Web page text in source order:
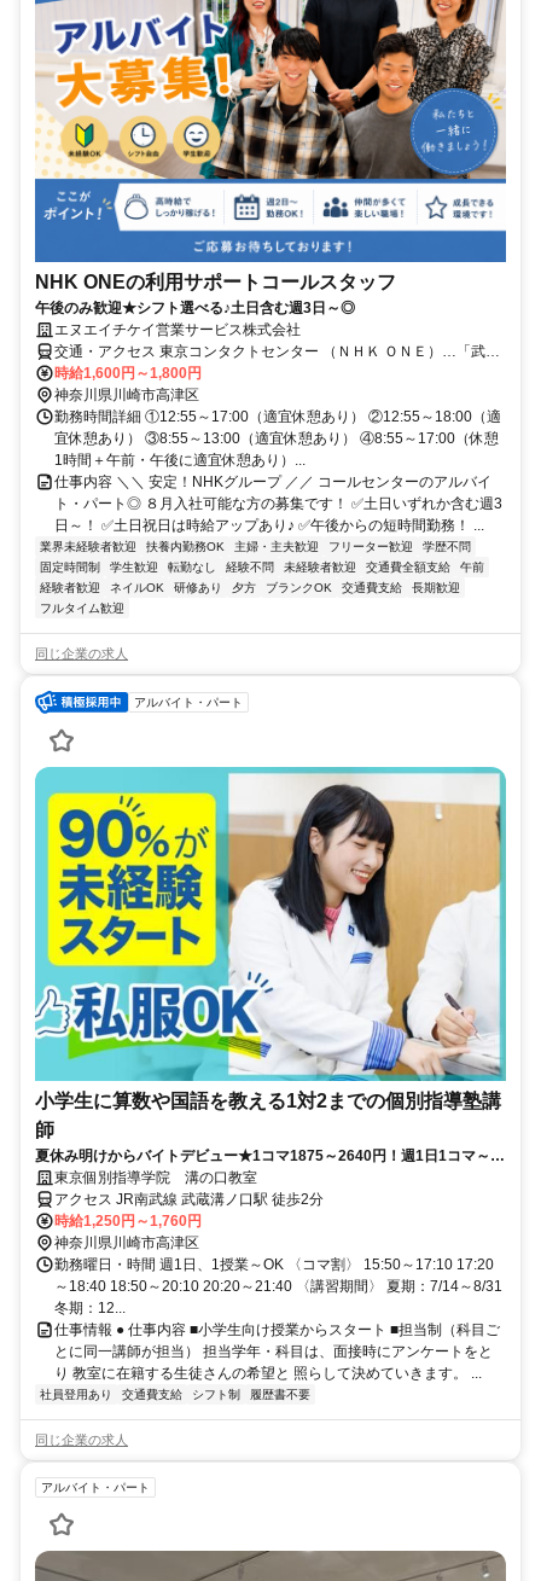
NHK ONEの利用サポートコールスタッフ
午後のみ歓迎★シフト選べる♪土日含む週3日～◎
エヌエイチケイ営業サービス株式会社
交通・アクセス 東京コンタクトセンター （ＮＨＫ ＯＮＥ）…「武蔵
溝ノ口駅」「溝の口駅」徒歩10分、「高津駅」徒歩9分
時給1,600円～1,800円
神奈川県川崎市高津区
勤務時間詳細 ①12:55～17:00（適宜休憩あり） ②12:55～18:00（適
宜休憩あり） ③8:55～13:00（適宜休憩あり） ④8:55～17:00（休憩
1時間＋午前・午後に適宜休憩あり）...
仕事内容 ＼＼ 安定！NHKグループ ／／ コールセンターのアルバイ
ト・パート◎ ８月入社可能な方の募集です！ ✅土日いずれか含む週3
日～！ ✅土日祝日は時給アップあり♪ ✅午後からの短時間勤務！ ...
業界未経験者歓迎 扶養内勤務OK 主婦・主夫歓迎 フリーター歓迎
学歴不問
固定時間制
学生歓迎 転勤なし 経験不問 未経験者歓迎 交通費全額支給
午前
経験者歓迎
ネイルOK 研修あり 夕方 ブランクOK 交通費支給
長期歓迎
フルタイム歓迎
同じ企業の求人
アルバイト・パート
小学生に算数や国語を教える1対2までの個別指導塾講
師
夏休み明けからバイトデビュー★1コマ1875～2640円！週1日1コマ～私
服でok◎
東京個別指導学院 溝の口教室
アクセス JR南武線 武蔵溝ノ口駅 徒歩2分
時給1,250円～1,760円
神奈川県川崎市高津区
勤務曜日・時間 週1日、1授業～OK 〈コマ割〉 15:50～17:10 17:20
～18:40 18:50～20:10 20:20～21:40 〈講習期間〉 夏期：7/14～8/31
冬期：12...
仕事情報 ● 仕事内容 ■小学生向け授業からスタート ■担当制（科目ご
とに同一講師が担当） 担当学年・科目は、面接時にアンケートをと
り 教室に在籍する生徒さんの希望と 照らして決めていきます。 ...
社員登用あり 交通費支給 シフト制 履歴書不要
同じ企業の求人
アルバイト・パート